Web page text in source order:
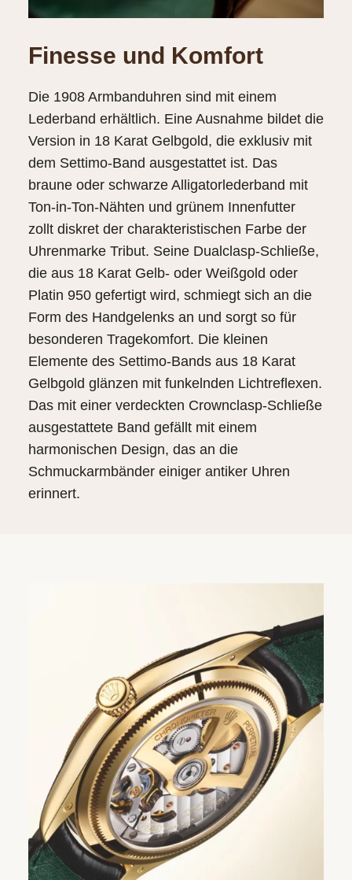
Finesse und Komfort
Die 1908 Armbanduhren sind mit einem
Lederband erhältlich. Eine Ausnahme bildet die
Version in 18 Karat Gelbgold, die exklusiv mit
dem Settimo-Band ausgestattet ist. Das
braune oder schwarze Alligator­­lederband mit
Ton-in-Ton-Nähten und grünem Innenfutter
zollt diskret der charakteristischen Farbe der
Uhrenmarke Tribut. Seine Dualclasp-Schließe,
die aus 18 Karat Gelb- oder Weißgold oder
Platin 950 gefertigt wird, schmiegt sich an die
Form des Handgelenks an und sorgt so für
besonderen Tragekomfort. Die kleinen
Elemente des Settimo-Bands aus 18 Karat
Gelbgold glänzen mit funkelnden Lichtreflexen.
Das mit einer verdeckten Crownclasp-Schließe
ausgestattete Band gefällt mit einem
harmonischen Design, das an die
Schmuckarmbänder einiger antiker Uhren
erinnert.